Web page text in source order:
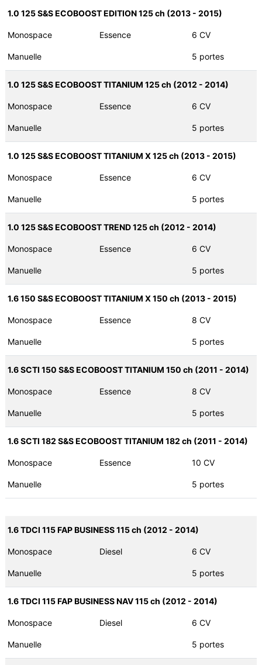
1.0 125 S&S ECOBOOST EDITION 125 ch (2013 - 2015)
Monospace Essence 6 CV
Manuelle 5 portes
1.0 125 S&S ECOBOOST TITANIUM 125 ch (2012 - 2014)
Monospace Essence 6 CV
Manuelle 5 portes
1.0 125 S&S ECOBOOST TITANIUM X 125 ch (2013 - 2015)
Monospace Essence 6 CV
Manuelle 5 portes
1.0 125 S&S ECOBOOST TREND 125 ch (2012 - 2014)
Monospace Essence 6 CV
Manuelle 5 portes
1.6 150 S&S ECOBOOST TITANIUM X 150 ch (2013 - 2015)
Monospace Essence 8 CV
Manuelle 5 portes
1.6 SCTI 150 S&S ECOBOOST TITANIUM 150 ch (2011 - 2014)
Monospace Essence 8 CV
Manuelle 5 portes
1.6 SCTI 182 S&S ECOBOOST TITANIUM 182 ch (2011 - 2014)
Monospace Essence 10 CV
Manuelle 5 portes
1.6 TDCI 115 FAP BUSINESS 115 ch (2012 - 2014)
Monospace Diesel 6 CV
Manuelle 5 portes
1.6 TDCI 115 FAP BUSINESS NAV 115 ch (2012 - 2014)
Monospace Diesel 6 CV
Manuelle 5 portes